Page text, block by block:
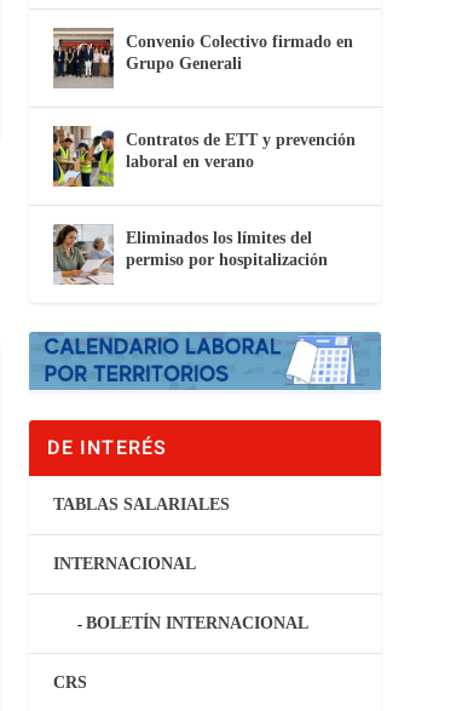
Convenio Colectivo firmado en
Grupo Generali
Contratos de ETT y prevención
laboral en verano
Eliminados los límites del
permiso por hospitalización
DE INTERÉS
TABLAS SALARIALES
INTERNACIONAL
BOLETÍN INTERNACIONAL
CRS